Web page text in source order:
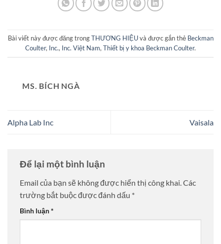
Bài viết này được đăng trongTHƯƠNG HIỆUvà được gắn thẻ Beckman
Coulter, Inc., Inc. Việt Nam,Thiết bị y khoa Beckman Coulter.
MS. BÍCH NGÀ
Alpha Lab Inc Vaisala
Để lại một bình luận
Email của bạn sẽ không được hiển thị công khai.Các
trường bắt buộc được đánh dấu *
Bình luận*